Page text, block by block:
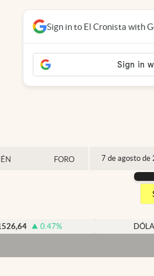
FORO 7 de agosto de
0.47% DÓLAR BNA $
Sign in to El Cronista with